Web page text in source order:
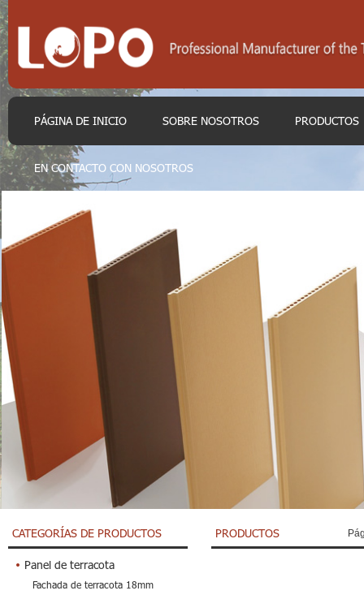
PÁGINA DE INICIO SOBRE NOSOTROS PRODUCTOS
EN CONTACTO CON NOSOTROS
CATEGORÍAS DE PRODUCTOS
Panel de terracota
Fachada de terracota 18mm
PRODUCTOS